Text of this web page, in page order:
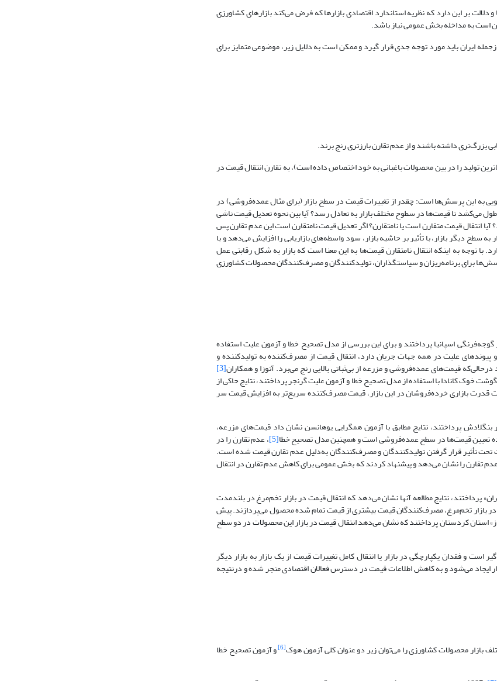
و دلالت بر این دارد که نظریه استاندارد اقتصادی بازارها که فرض می‌کند بازارهای کشاورزی
است به مداخله بخش عمومی نیاز باشد.
ایران باید مورد توجه جدی قرار گیرد و ممکن است به دلایل زیر، موضوعی متمایز برای
بزرگ‌تری داشته باشند و از عدم تقارن بارزتری رنج برند.
تولید را در بین محصولات باغبانی به خود اختصاص داده است)، به تقارن انتقال قیمت در
به این پرسش‌ها است: چقدر از تغییرات قیمت در سطح بازار (برای مثال عمده‌فروشی) در
تا قیمت‌ها در سطوح مختلف بازار به تعادل رسد؟ آیا بین نحوه تعدیل قیمت ناشی
انتقال قیمت متقارن است یا نامتقارن؟ اگر تعدیل قیمت نامتقارن است این عدم تقارن پس
دیگر بازار، با تأثیر بر حاشیه بازار، سود واسطه‌های بازاریابی را افزایش می‌دهد و با
با توجه به اینکه انتقال نامتقارن قیمت‌ها به این معنا است که بازار به شکل رقابتی عمل
برای برنامه‌ریزان و سیاستگذاران، تولیدکنندگان و مصرف‌کنندگان محصولات کشاورزی
گوجه‌فرنگی اسپانیا پرداختند و برای این بررسی از مدل تصحیح خطا و آزمون علیت استفاده
پیوندهای علیت در همه جهات جریان دارد، انتقال قیمت از مصرف‌کننده به تولیدکننده و
قیمت‌های عمده‌فروشی و مزرعه از بی‌ثباتی بالایی رنج می‌برد. آتوزا و همکاران[3]
خوک کانادا با استفاده از مدل تصحیح خطا و آزمون علیت گرنجر پرداختند، نتایج حاکی از
قدرت بازاری خرده‌فروشان در این بازار، قیمت مصرف‌کننده سریع‌تر به افزایش قیمت سر
در بنگلادش پرداختند، نتایج مطابق با آزمون همگرایی یوهانسن نشان داد قیمت‌های مزرعه،
تعیین قیمت‌ها در سطح عمده‌فروشی است و همچنین مدل تصحیح خطا[5] ، عدم تقارن را در
تأثیر قرار گرفتن تولیدکنندگان و مصرف‌کنندگان به‌دلیل عدم تقارن قیمت شده است.
تقارن را نشان می‌دهد و پیشنهاد کردند که بخش عمومی برای کاهش عدم تقارن در انتقال
در بازار تخم‌مرغ ایران» پرداختند، نتایج مطالعه آنها نشان می‌دهد که انتقال قیمت در بازار تخم‌مرغ در بلندمدت
در بازار تخم‌مرغ، مصرف‌کنندگان قیمت بیشتری از قیمت تمام شده محصول می‌پردازند. پیش
و پیاز» استان کردستان پرداختند که نشان می‌دهد انتقال قیمت در بازار این محصولات در دو سطح
است و فقدان یکپارچگی در بازار یا انتقال کامل تغییرات قیمت از یک بازار به بازار دیگر
ایجاد می‌شود و به کاهش اطلاعات قیمت در دسترس فعالان اقتصادی منجر شده و درنتیجه
بازار محصولات کشاورزی را می‌توان زیر دو عنوان کلی آزمون هوک[6] و آزمون تصحیح خطا